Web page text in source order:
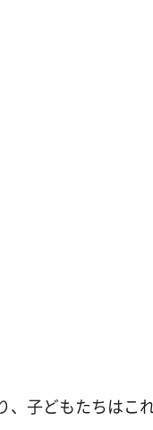
、子どもたちはこ